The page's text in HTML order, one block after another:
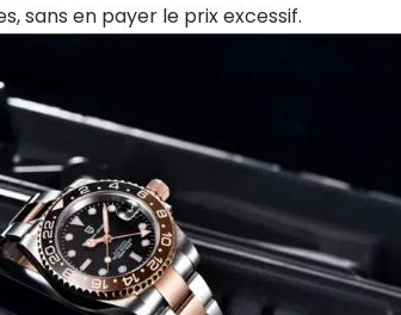
sans en payer le prix excessif.